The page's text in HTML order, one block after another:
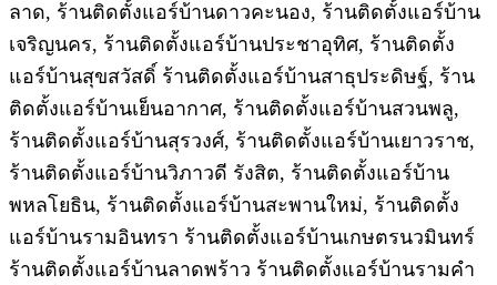
ลาด, ร้านติดตั้งแอร์บ้านดาวคะนอง, ร้านติดตั้งแอร์บ้าน
เจริญนคร, ร้านติดตั้งแอร์บ้านประชาอุทิศ, ร้านติดตั้ง
แอร์บ้านสุขสวัสดิ์ ร้านติดตั้งแอร์บ้านสาธุประดิษฐ์, ร้าน
ติดตั้งแอร์บ้านเย็นอากาศ, ร้านติดตั้งแอร์บ้านสวนพลู,
ร้านติดตั้งแอร์บ้านสุรวงศ์, ร้านติดตั้งแอร์บ้านเยาวราช,
ร้านติดตั้งแอร์บ้านวิภาวดี รังสิต, ร้านติดตั้งแอร์บ้าน
พหลโยธิน, ร้านติดตั้งแอร์บ้านสะพานใหม่, ร้านติดตั้ง
แอร์บ้านรามอินทรา ร้านติดตั้งแอร์บ้านเกษตรนวมินทร์
ร้านติดตั้งแอร์บ้านลาดพร้าว ร้านติดตั้งแอร์บ้านรามคํา